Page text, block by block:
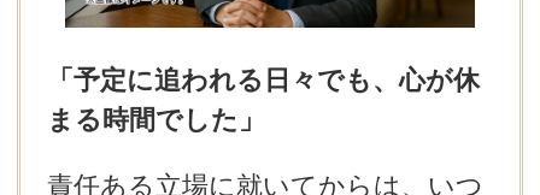
「予定に追われる日々でも、心が休
まる時間でした」
責任ある立場に就いてからは、いつ